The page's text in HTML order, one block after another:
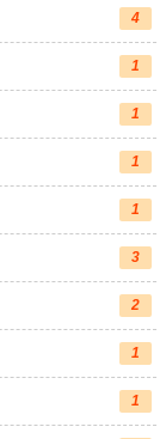
4
1
1
1
1
3
2
1
1